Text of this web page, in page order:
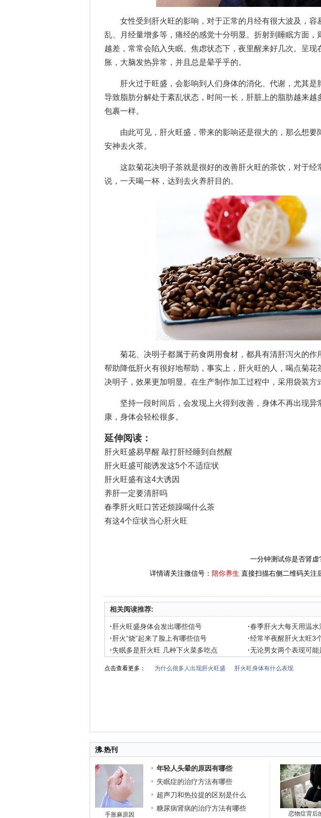
女性受到肝火旺的影响，对于正常的月经有很大波及，容
乱、月经量增多等，痛经的感觉十分明显。折射到睡眠方面，
越差，常常会陷入失眠、焦虑状态下，夜里醒来好几次。呈现
胀，大脑发热异常，并且总是晕乎乎的。
肝火过于旺盛，会影响到人们身体的消化、代谢，尤其是
导致脂肪分解处于紊乱状态，时间一长，肝脏上的脂肪越来越
包裹一样。
由此可见，肝火旺盛，带来的影响还是很大的，那么想要
安神去火茶。
这款菊花决明子茶就是很好的改善肝火旺的茶饮，对于经
说，一天喝一杯，达到去火养肝目的。
菊花、决明子都属于药食两用食材，都具有清肝泻火的作
帮助降低肝火有很好地帮助，事实上，肝火旺的人，喝点菊花
决明子，效果更加明显。在生产制作加工过程中，采用袋装方
坚持一段时间后，会发现上火得到改善，身体不再出现异
康，身体会轻松很多。
延伸阅读：
肝火旺盛易早醒 敲打肝经睡到自然醒
肝火旺盛可能诱发这5个不适症状
肝火旺盛有这4大诱因
养肝一定要清肝吗
春季肝火旺口苦还烦躁喝什么茶
有这4个症状当心肝火旺
一分钟测试你是否肾虚
详情请关注微信号： 陪你养生 直接扫描右侧二维码关注
相关阅读推荐:
· 肝火旺盛身体会发出哪些信号 ·春季肝火大每天用温水
· 肝火“烧”起来了脸上有哪些信号 ·经常半夜醒肝火太旺3
·失眠多是肝火旺 几种下火菜多吃点 ·无论男女两个表现可能
点击查看更多： 为什么很多人出现肝火旺盛 肝火旺身体有什么表现
沸.热刊
手胀麻原因
年轻人头晕的原因有哪些
失眠症的治疗方法有哪些
超声刀和热拉提的区别是什么
糖尿病肾病的治疗方法有哪些
恋物症背后